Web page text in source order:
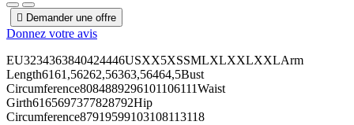
 Demander une offre
Donnez votre avis
EU3234363840424446USXX5XSSMLXLXXLXXLArm
Length6161,56262,56363,56464,5Bust
Circumference8084889296101106111Waist
Girth6165697377828792Hip
Circumference87919599103108113118